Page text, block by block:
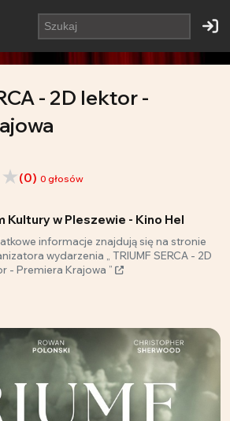
- 2D lektor -
(0) 0 głosów
Kultury w Pleszewie - Kino Hel
informacje znajdują się na stronie
wydarzenia „ TRIUMF SERCA - 2D
- Premiera Krajowa ”